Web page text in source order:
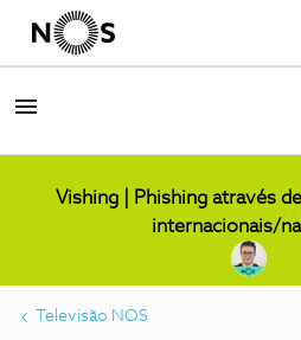
Vishing | Phishing através
internacionais/
Televisão NOS